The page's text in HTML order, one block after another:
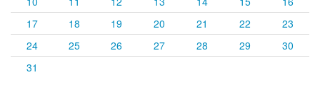
17
18 19 20 21 22
23
24
25 26 27 28 29
30
31